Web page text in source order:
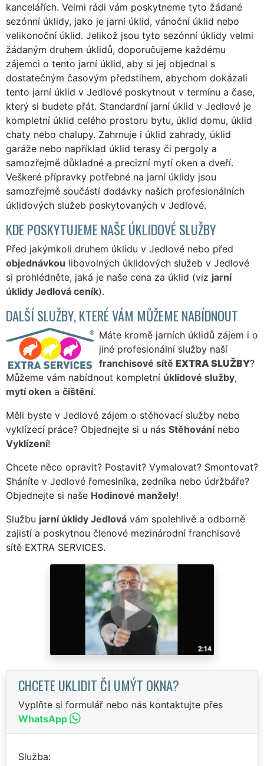
kancelářích. Velmi rádi vám poskytneme tyto žádané
sezónní úklidy, jako je jarní úklid, vánoční úklid nebo
velikonoční úklid. Jelikož jsou tyto sezónní úklidy velmi
žádaným druhem úklidů, doporučujeme každému
zájemci o tento jarní úklid, aby si jej objednal s
dostatečným časovým předstihem, abychom dokázali
tento jarní úklid v Jedlové poskytnout v termínu a čase,
který si budete přát. Standardní jarní úklid v Jedlové je
kompletní úklid celého prostoru bytu, úklid domu, úklid
chaty nebo chalupy. Zahrnuje i úklid zahrady, úklid
garáže nebo například úklid terasy či pergoly a
samozřejmě důkladné a precizní mytí oken a dveří.
Veškeré přípravky potřebné na jarní úklidy jsou
samozřejmě součástí dodávky našich profesionálních
úklidových služeb poskytovaných v Jedlové.
KDE POSKYTUJEME NAŠE ÚKLIDOVÉ SLUŽBY
Před jakýmkoli druhem úklidu v Jedlové nebo před
objednávkou libovolných úklidových služeb v Jedlové
si prohlédněte, jaká je naše cena za úklid (viz jarní
úklidy Jedlová ceník).
DALŠÍ SLUŽBY, KTERÉ VÁM MŮŽEME NABÍDNOUT
Máte kromě jarních úklidů zájem i o
jiné profesionální služby naší
franchisové sítě EXTRA SLUŽBY?
Můžeme vám nabídnout kompletní úklidové služby,
mytí oken a čištění.
Měli byste v Jedlové zájem o stěhovací služby nebo
vyklízecí práce? Objednejte si u nás Stěhovánínebo
Vyklízení!
Chcete něco opravit? Postavit? Vymalovat? Smontovat?
Sháníte v Jedlové řemeslníka, zedníka nebo údržbáře?
Objednejte si naše Hodinové manžely!
Službu jarní úklidy Jedlová vám spolehlivě a odborně
zajistí a poskytnou členové mezinárodní franchisové
sítě EXTRA SERVICES.
CHCETE UKLIDIT ČI UMÝT OKNA?
Vyplňte si formulář nebo nás kontaktujte přes
WhatsApp
Služba